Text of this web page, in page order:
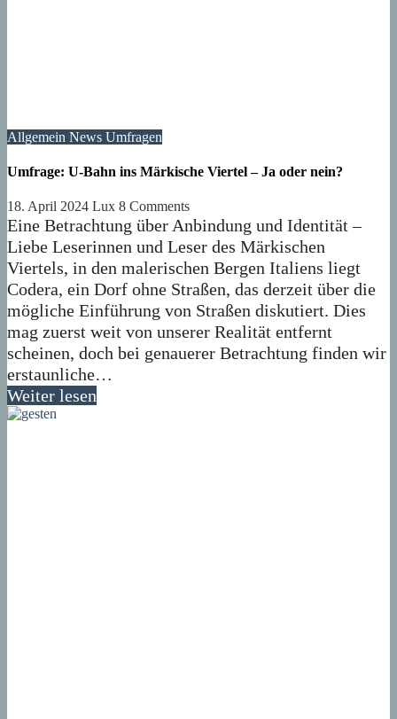
Allgemein News Umfragen
Umfrage: U-Bahn ins Märkische Viertel – Ja oder nein?
18. April 2024 Lux 8 Comments
Eine Betrachtung über Anbindung und Identität –
Liebe Leserinnen und Leser des Märkischen
Viertels, in den malerischen Bergen Italiens liegt
Codera, ein Dorf ohne Straßen, das derzeit über die
mögliche Einführung von Straßen diskutiert. Dies
mag zuerst weit von unserer Realität entfernt
scheinen, doch bei genauerer Betrachtung finden wir
erstaunliche…
Weiter lesen